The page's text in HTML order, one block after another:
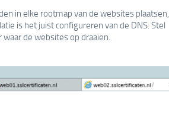
in elke rootmap van de websites plaatsen,
is het juist configureren van de DNS. Stel
de websites op draaien.